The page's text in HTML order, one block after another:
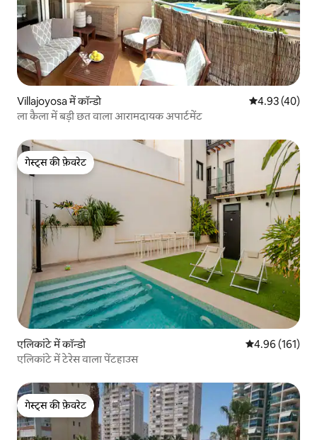
Villajoyosa में कॉन्डो औसत रेटिंग 5 में
4.93 (40)
ला कैला में बड़ी छत वाला आरामदायक अपार्टमेंट
गेस्ट्स की फ़ेवरेट
गेस्ट्स की फ़ेवरेट
एलिकांटे में कॉन्डो औसत रेटिंग 5 में से
4.96 (161)
एलिकांटे में टेरेस वाला पेंटहाउस
गेस्ट्स की फ़ेवरेट
गेस्ट्स की फ़ेवरेट